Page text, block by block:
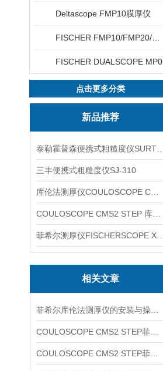
Deltascope FMP10膜厚仪
FISCHER DUALSCOPE MP0
点击更多分类
新品推荐
三丰便携式粗糙度仪SJ-310
相关文章